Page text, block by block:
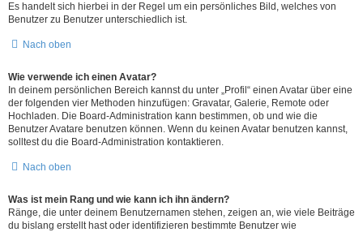
Es handelt sich hierbei in der Regel um ein persönliches Bild, welches von
Benutzer zu Benutzer unterschiedlich ist.
Nach oben
Wie verwende ich einen Avatar?
In deinem persönlichen Bereich kannst du unter „Profil“ einen Avatar über eine
der folgenden vier Methoden hinzufügen: Gravatar, Galerie, Remote oder
Hochladen. Die Board-Administration kann bestimmen, ob und wie die
Benutzer Avatare benutzen können. Wenn du keinen Avatar benutzen kannst,
solltest du die Board-Administration kontaktieren.
Nach oben
Was ist mein Rang und wie kann ich ihn ändern?
Ränge, die unter deinem Benutzernamen stehen, zeigen an, wie viele Beiträge
du bislang erstellt hast oder identifizieren bestimmte Benutzer wie